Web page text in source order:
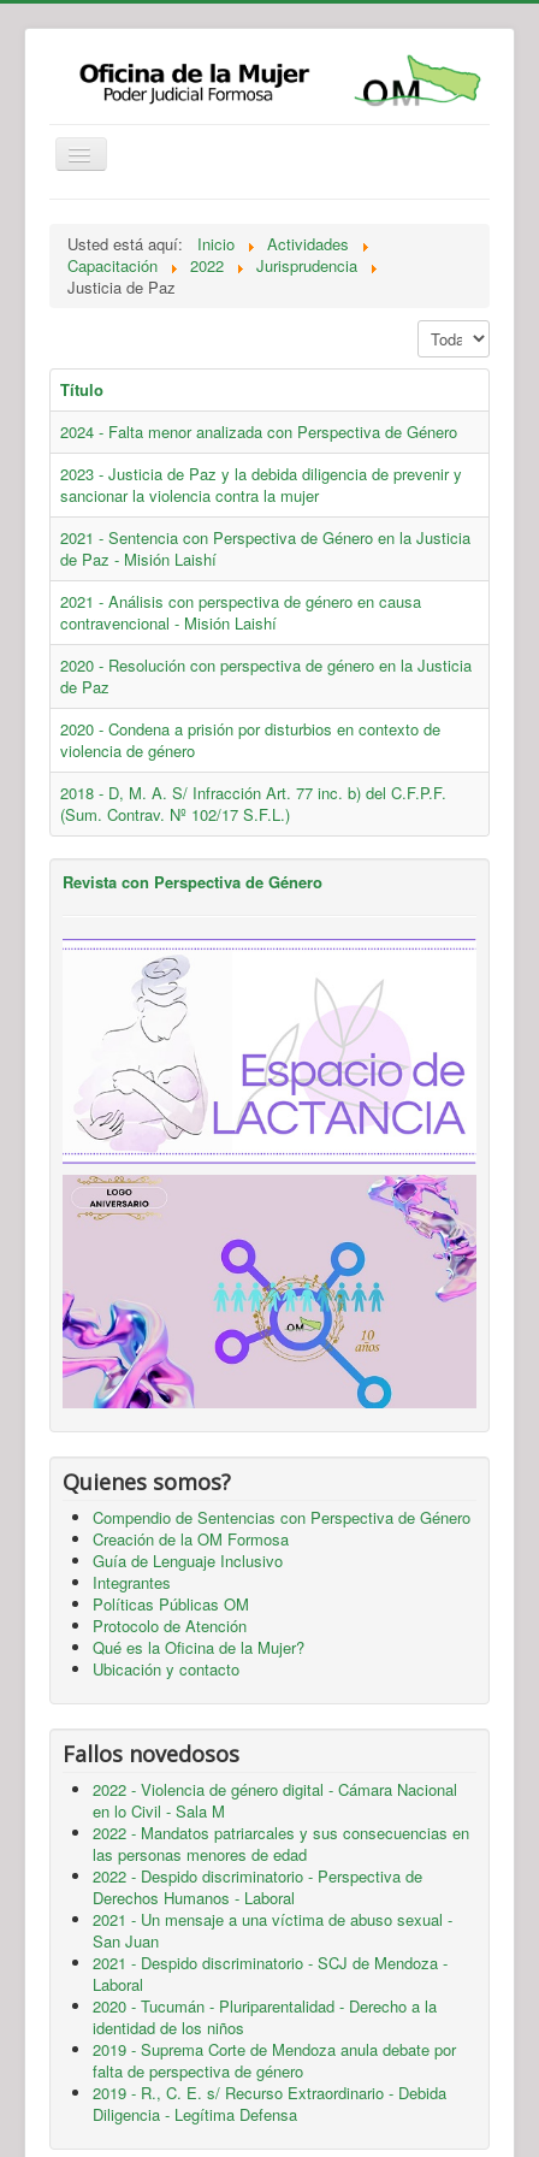
Legislación
Novedades
Recursos y Servicios de Atención
Usted está aquí: Inicio
Actividades
Capacitación
2022
Jurisprudencia
Justicia de Paz
Mostrar #
Título
2024 - Falta menor analizada con Perspectiva de Género
2023 - Justicia de Paz y la debida diligencia de prevenir y
sancionar la violencia contra la mujer
2021 - Sentencia con Perspectiva de Género en la Justicia
de Paz - Misión Laishí
2021 - Análisis con perspectiva de género en causa
contravencional - Misión Laishí
2020 - Resolución con perspectiva de género en la Justicia
de Paz
2020 - Condena a prisión por disturbios en contexto de
violencia de género
2018 - D, M. A. S/ Infracción Art. 77 inc. b) del C.F.P.F.
(Sum. Contrav. Nº 102/17 S.F.L.)
Revista con Perspectiva de Género
Quienes somos?
Compendio de Sentencias con Perspectiva de Género
Creación de la OM Formosa
Guía de Lenguaje Inclusivo
Integrantes
Políticas Públicas OM
Protocolo de Atención
Qué es la Oficina de la Mujer?
Ubicación y contacto
Fallos novedosos
2022 - Violencia de género digital - Cámara Nacional
en lo Civil - Sala M
2022 - Mandatos patriarcales y sus consecuencias en
las personas menores de edad
2022 - Despido discriminatorio - Perspectiva de
Derechos Humanos - Laboral
2021 - Un mensaje a una víctima de abuso sexual -
San Juan
2021 - Despido discriminatorio - SCJ de Mendoza -
Laboral
2020 - Tucumán - Pluriparentalidad - Derecho a la
identidad de los niños
2019 - Suprema Corte de Mendoza anula debate por
falta de perspectiva de género
2019 - R., C. E. s/ Recurso Extraordinario - Debida
Diligencia - Legítima Defensa